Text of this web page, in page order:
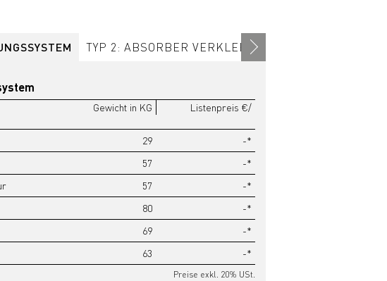
TYP 2: ABSORBER VERKLEBT UND GESCHRAUBT
Gewicht in KG Listenpreis €/
29
-*
57
-*
57
-*
80
-*
69
-*
63 -*
Preise exkl. 20% USt.